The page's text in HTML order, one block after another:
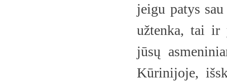
jeigu patys
užtenka, tai ir
jūsų
Kūrinijoje,